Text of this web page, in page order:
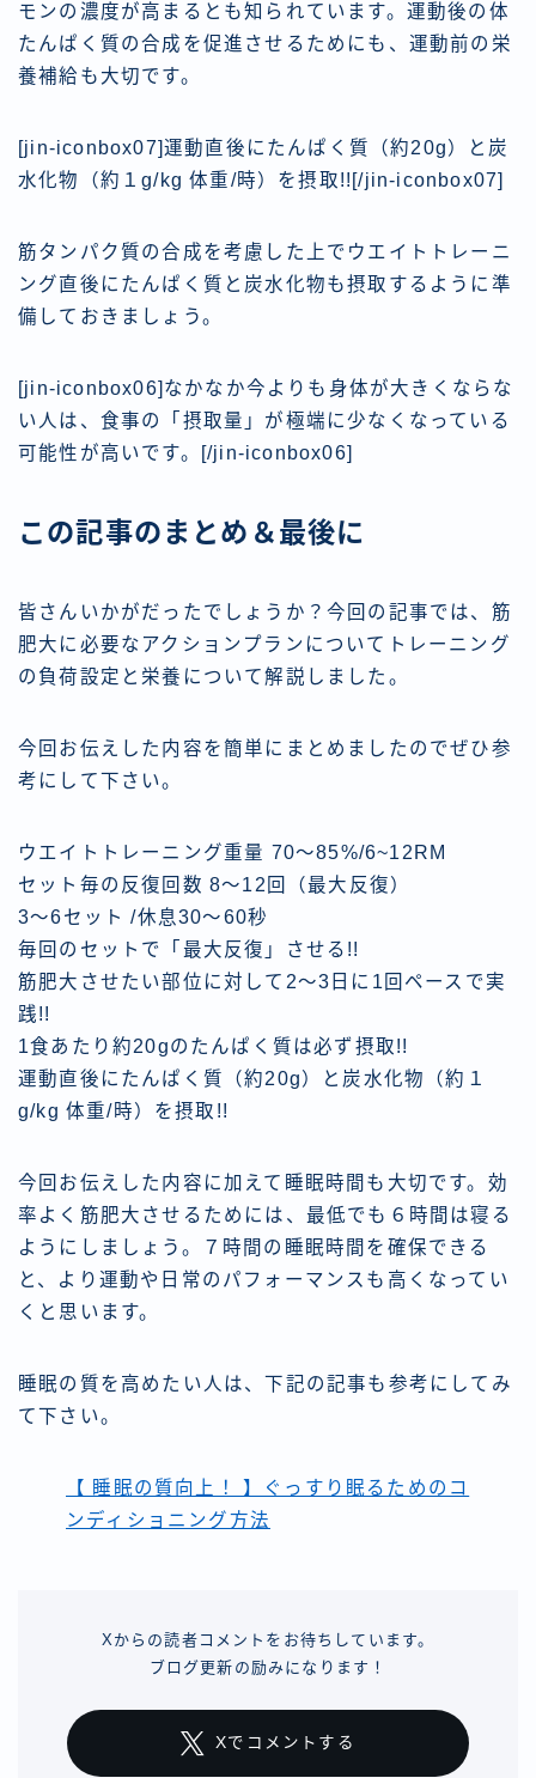
モンの濃度が高まるとも知られています。運動後の体
たんぱく質の合成を促進させるためにも、運動前の栄
養補給も大切です。
[jin-iconbox07]運動直後にたんぱく質（約20g）と炭
水化物（約１g/kg 体重/時）を摂取!![/jin-iconbox07]
筋タンパク質の合成を考慮した上でウエイトトレーニ
ング直後にたんぱく質と炭水化物も摂取するように準
備しておきましょう。
[jin-iconbox06]なかなか今よりも身体が大きくならな
い人は、食事の「摂取量」が極端に少なくなっている
可能性が高いです。[/jin-iconbox06]
この記事のまとめ＆最後に
皆さんいかがだったでしょうか？今回の記事では、筋
肥大に必要なアクションプランについてトレーニング
の負荷設定と栄養について解説しました。
今回お伝えした内容を簡単にまとめましたのでぜひ参
考にして下さい。
ウエイトトレーニング重量 70〜85%/6~12RM
セット毎の反復回数 8〜12回（最大反復）
3〜6セット /休息30〜60秒
毎回のセットで「最大反復」させる!!
筋肥大させたい部位に対して2〜3日に1回ペースで実
践!!
1食あたり約20gのたんぱく質は必ず摂取!!
運動直後にたんぱく質（約20g）と炭水化物（約１
g/kg 体重/時）を摂取!!
今回お伝えした内容に加えて睡眠時間も大切です。効
率よく筋肥大させるためには、最低でも６時間は寝る
ようにしましょう。７時間の睡眠時間を確保できる
と、より運動や日常のパフォーマンスも高くなってい
くと思います。
睡眠の質を高めたい人は、下記の記事も参考にしてみ
て下さい。
【 睡眠の質向上！ 】ぐっすり眠るためのコ
ンディショニング方法
Xからの読者コメントをお待ちしています。
ブログ更新の励みになります！
Xでコメントする